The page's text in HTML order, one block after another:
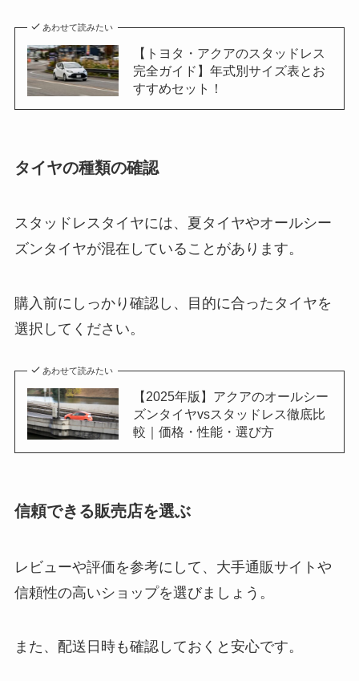
あわせて読みたい
【トヨタ・アクアのスタッドレス
完全ガイド】年式別サイズ表とお
すすめセット！
タイヤの種類の確認
スタッドレスタイヤには、夏タイヤやオールシー
ズンタイヤが混在していることがあります。
購入前にしっかり確認し、目的に合ったタイヤを
選択してください。
あわせて読みたい
【2025年版】アクアのオールシー
ズンタイヤvsスタッドレス徹底比
較｜価格・性能・選び方
信頼できる販売店を選ぶ
レビューや評価を参考にして、大手通販サイトや
信頼性の高いショップを選びましょう。
また、配送日時も確認しておくと安心です。